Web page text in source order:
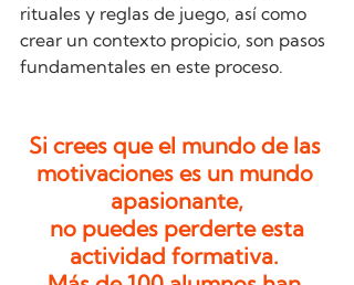
rituales y reglas de juego, así como
crear un contexto propicio, son pasos
fundamentales en este proceso.
Si crees que el mundo de las
motivaciones es un mundo
apasionante,
actividad formativa.